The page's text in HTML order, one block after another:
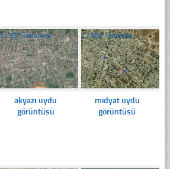
☐367 Tıklanma
akyazı uydu
görüntüsü
☐389 Tıklanma
midyat uydu
görüntüsü